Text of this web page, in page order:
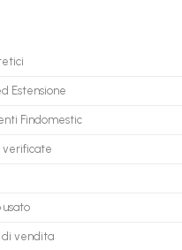
Estensione
Findomestic
verificate
usato
di vendita